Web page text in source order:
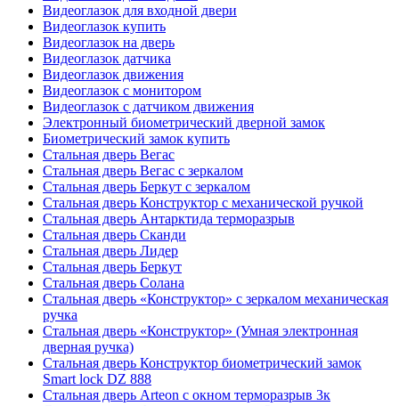
Видеоглазок для входной двери
Видеоглазок купить
Видеоглазок на дверь
Видеоглазок датчика
Видеоглазок движения
Видеоглазок с монитором
Видеоглазок с датчиком движения
Электронный биометрический дверной замок
Биометрический замок купить
Стальная дверь Вегас
Стальная дверь Вегас с зеркалом
Стальная дверь Беркут с зеркалом
Стальная дверь Конструктор с механической ручкой
Стальная дверь Антарктида терморазрыв
Стальная дверь Сканди
Стальная дверь Лидер
Стальная дверь Беркут
Стальная дверь Солана
Стальная дверь «Конструктор» с зеркалом механическая
ручка
Стальная дверь «Конструктор» (Умная электронная
дверная ручка)
Стальная дверь Конструктор биометрический замок
Smart lock DZ 888
Стальная дверь Arteon с окном терморазрыв 3к